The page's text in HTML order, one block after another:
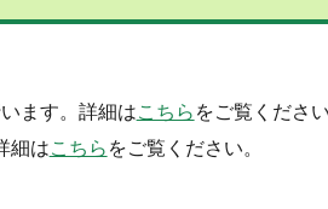
ます。詳細はこちら をご覧ください
細はこちら をご覧ください。